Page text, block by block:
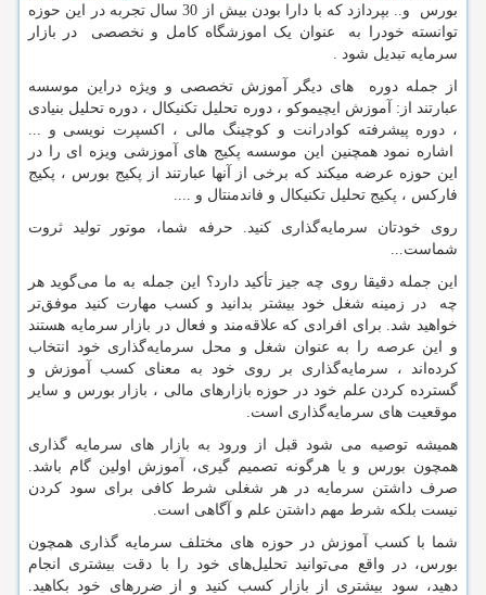
بورس و.. بپردازد که با دارا بودن بیش از 30 سال تجربه در این حوزه
توانسته خودرا به عنوان یک اموزشگاه کامل و نخصصی در بازار
سرمایه تبدیل شود .
از جمله دوره های دیگر آموزش تخصصی و ویژه دراین موسسه
عبارتند از: آموزش ایچیموکو ، دوره تحلیل تکنیکال ، دوره تحلیل بنیادی
، دوره پیشرفته کوادرانت و کوچینگ مالی ، اکسپرت نویسی و ...
اشاره نمود همچنین این موسسه پکیج های آموزشی ویزه ای را در
این حوزه عرضه میکند که برخی از آنها عبارتند از پکیج بورس ، پکیج
فارکس ، پکیج تحلیل تکنیکال و فاندمنتال و ....
روی خودتان سرمایه‌گذاری کنید. حرفه شما، موتور تولید ثروت
شماست...
این جمله دقیقا روی چه جیز تأکید دارد؟ این جمله به ما می‌گوید هر
چه در زمینه شغل خود بیشتر بدانید و کسب مهارت کنید موفق‌تر
خواهید شد. برای افرادی که علاقه‌مند و فعال در بازار سرمایه هستند
و این عرصه را به عنوان شغل و محل سرمایه‌گذاری خود انتخاب
کرده‌اند ، سرمایه‌گذاری بر روی خود به معنای کسب آموزش و
گسترده کردن علم خود در حوزه بازارهای مالی ، بازار بورس و سایر
موقعیت های سرمایه‌گذاری است.
همیشه توصیه می شود قبل از ورود به بازار های سرمایه گذاری
همچون بورس و یا هرگونه تصمیم گیری، آموزش اولین گام باشد.
صرف داشتن سرمایه در هر شغلی شرط کافی برای سود کردن
نیست بلکه شرط مهم داشتن علم و آگاهی است.
شما با کسب آموزش در حوزه های مختلف سرمایه گذاری همچون
بورس، در واقع می‌توانید تحلیل‌های خود را با دقت بیشتری انجام
دهید، سود بیشتری از بازار کسب کنید و از ضررهای خود بکاهید.